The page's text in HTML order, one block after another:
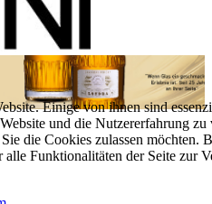
Einige von ihnen sind
und die Nutzererfahrung
die Cookies zulassen möchten.
Funktionalitäten der Seite zur